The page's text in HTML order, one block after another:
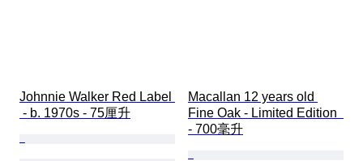
Johnnie Walker Red Label
- b. 1970s - 75厘升
Macallan 12 years old
Fine Oak - Limited Edition
- 700毫升